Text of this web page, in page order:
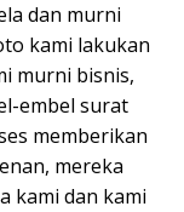
dan murni
kami lakukan
murni bisnis,
embel surat
memberikan
mereka
kami dan kami